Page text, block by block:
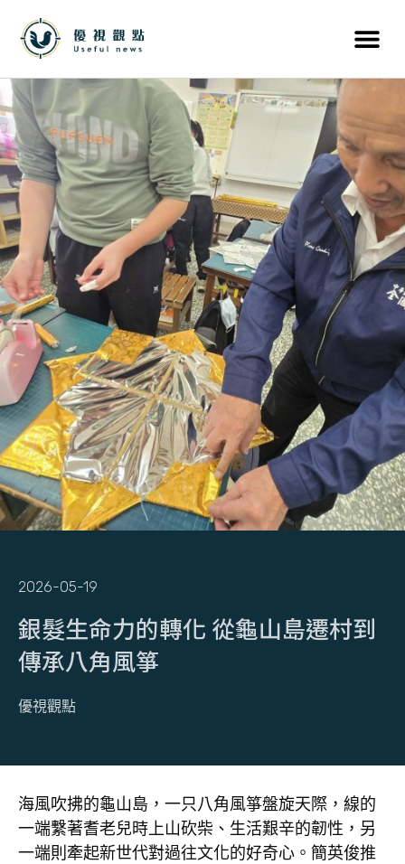
2026-05-19
銀髮生命力的轉化 從龜山島遷村到
傳承八角風箏
優視觀點
海風吹拂的龜山島，一只八角風箏盤旋天際，線的
一端繫著耆老兒時上山砍柴、生活艱辛的韌性，另
一端則牽起新世代對過往文化的好奇心。簡英俊推